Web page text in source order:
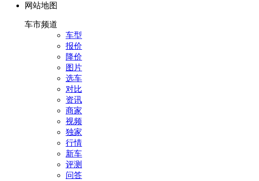
网站地图
车市频道
车型
报价
降价
图片
选车
对比
资讯
商家
视频
独家
行情
新车
评测
问答